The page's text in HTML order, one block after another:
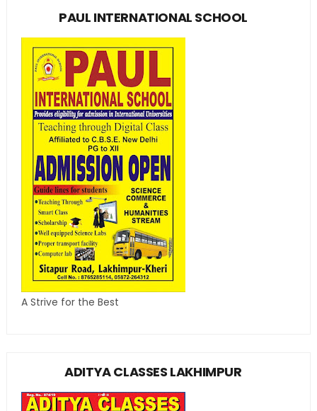
PAUL INTERNATIONAL SCHOOL
A Strive for the Best
ADITYA CLASSES LAKHIMPUR